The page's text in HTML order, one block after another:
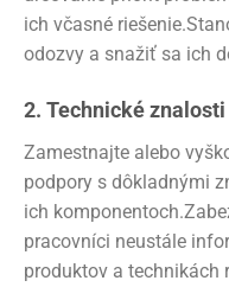
ich včasné
odozvy a snažiť sa ich
2. Technické znalosti
Zamestnajte alebo
podpory s dôkladnými
ich
pracovníci neustále
produktov a technikách